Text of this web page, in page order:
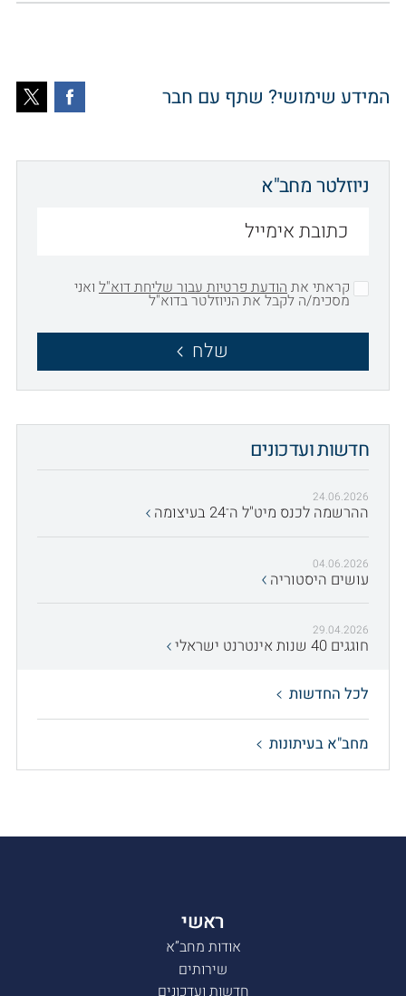
המידע שימושי? שתף עם חבר
ניוזלטר מחב"א
קראתי אתהודעת פרטיות עבור שליחת דוא"ל ואני
מסכימ/ה לקבל את הניוזלטר בדוא"ל
שלח
חדשות ועדכונים
24.06.2026
ההרשמה לכנס מיט"ל ה־24 בעיצומה
04.06.2026
עושים היסטוריה
29.04.2026
חוגגים 40 שנות אינטרנט ישראלי
לכל החדשות
מחב"א בעיתונות
ראשי
אודות מחב”א
שירותים
חדשות ועדכונים